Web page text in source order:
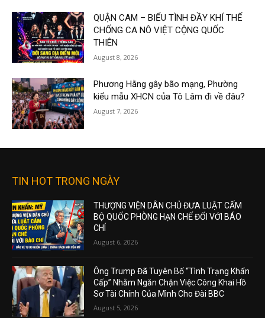
QUẬN CAM – BIỂU TÌNH ĐẦY KHÍ THẾ
CHỐNG CA NÔ VIỆT CỘNG QUỐC
THIÊN
August 8, 2026
Phương Hằng gây bão mạng, Phường
kiểu mẫu XHCN của Tô Lâm đi về đâu?
August 7, 2026
TIN HOT TRONG NGÀY
THƯỢNG VIỆN DÂN CHỦ ĐƯA LUẬT CẤM
BỘ QUỐC PHÒNG HẠN CHẾ ĐỐI VỚI BÁO
CHÍ
August 6, 2026
Ông Trump Đã Tuyên Bố “Tình Trạng Khẩn
Cấp” Nhằm Ngăn Chặn Việc Công Khai Hồ
Sơ Tài Chính Của Mình Cho Đài BBC
August 5, 2026